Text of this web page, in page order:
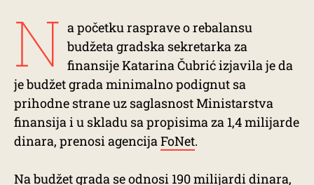
N a početku rasprave o rebalansu
budžeta gradska sekretarka za
finansije Katarina Čubrić izjavila je da
je budžet grada minimalno podignut sa
prihodne strane uz saglasnost Ministarstva
finansija i u skladu sa propisima za 1,4 milijarde
dinara, prenosi agencija FoNet.
Na budžet grada se odnosi 190 milijardi dinara,